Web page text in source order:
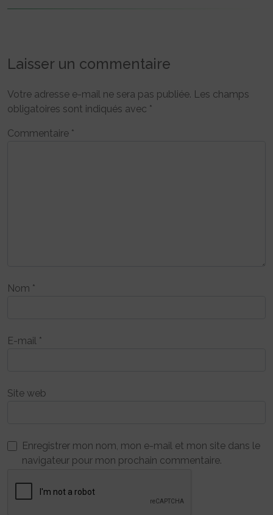
Laisser un commentaire
Votre adresse e-mail ne sera pas publiée. Les champs
obligatoires sont indiqués avec *
Commentaire *
Nom *
E-mail *
Site web
Enregistrer mon nom, mon e-mail et mon site dans le
navigateur pour mon prochain commentaire.